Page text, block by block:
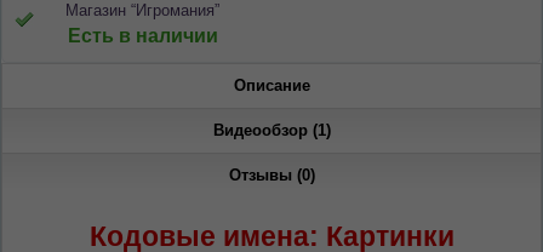
Магазин “Игромания”
Есть в наличии
Описание
Видеообзор (1)
Отзывы (0)
Кодовые имена: Картинки
На каком языке Вы хотите
În ce limbă ați dori să vedeți site-ul nostru?